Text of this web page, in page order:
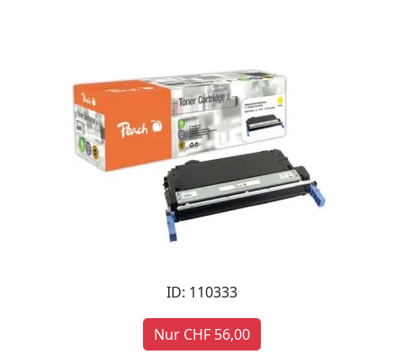
ID: 110333
Nur CHF 56,00